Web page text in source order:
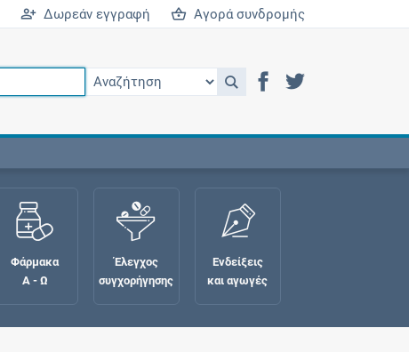
Δωρεάν εγγραφή Αγορά συνδρομής
Φάρμακα
Α - Ω
Έλεγχος
συγχορήγησης
Ενδείξεις
και αγωγές